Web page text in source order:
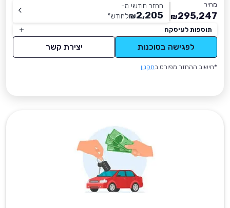
מחיר
295,247
₪
החזר חודשי מ-
2,205
₪לחודש*
תוספות לעיסקה
לפגישה בסוכנות יצירת קשר
*חישוב ההחזר מפורט בתקנון